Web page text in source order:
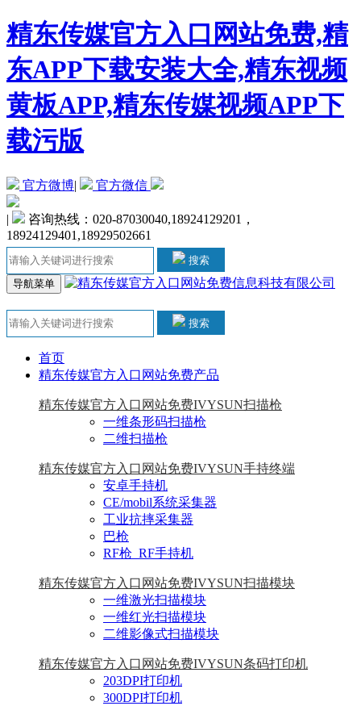
精东传媒官方入口网站免费,精
东APP下载安装大全,精东视频
黄板APP,精东传媒视频APP下
载污版
官方微博| 官方微信
|
咨询热线：020-87030040,18924129201，
18924129401,18929502661
搜索
导航菜单
搜索
首页
精东传媒官方入口网站免费产品
精东传媒官方入口网站免费IVYSUN扫描枪
一维条形码扫描枪
二维扫描枪
精东传媒官方入口网站免费IVYSUN手持终端
安卓手持机
CE/mobil系统采集器
工业抗摔采集器
巴枪
RF枪_RF手持机
精东传媒官方入口网站免费IVYSUN扫描模块
一维激光扫描模块
一维红光扫描模块
二维影像式扫描模块
精东传媒官方入口网站免费IVYSUN条码打印机
203DPI打印机
300DPI打印机